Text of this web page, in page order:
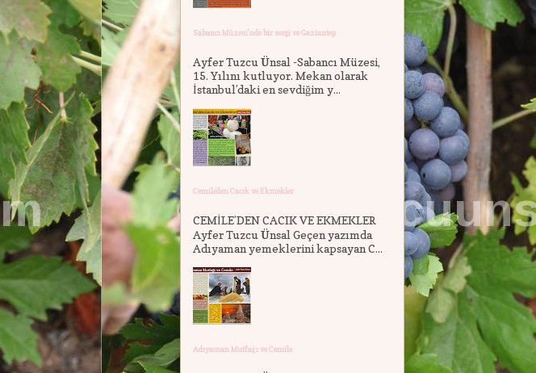
Sabancı Müzesi'nde bir sergi ve Gaziantep
Ayfer Tuzcu Ünsal -Sabancı Müzesi,
15. Yılını kutluyor. Mekan olarak
İstanbul’daki en sevdiğim y...
Cemile'den Cacık ve Ekmekler
CEMİLE’DEN CACIK VE EKMEKLER
Ayfer Tuzcu Ünsal Geçen yazımda
Adıyaman yemeklerini kapsayan C...
Adıyaman Mutfağı ve Cemile